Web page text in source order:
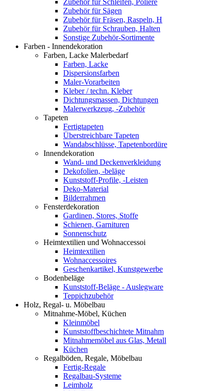
Zubehör für Schleifen, Poliere
Zubehör für Sägen
Zubehör für Fräsen, Raspeln, H
Zubehör für Schrauben, Halten
Sonstige Zubehör-Sortimente
Farben - Innendekoration
Farben, Lacke Malerbedarf
Farben, Lacke
Dispersionsfarben
Maler-Vorarbeiten
Kleber / techn. Kleber
Dichtungsmassen, Dichtungen
Malerwerkzeug, -Zubehör
Tapeten
Fertigtapeten
Überstreichbare Tapeten
Wandabschlüsse, Tapetenbordüre
Innendekoration
Wand- und Deckenverkleidung
Dekofolien, -beläge
Kunststoff-Profile, -Leisten
Deko-Material
Bilderrahmen
Fensterdekoration
Gardinen, Stores, Stoffe
Schienen, Garnituren
Sonnenschutz
Heimtextilien und Wohnaccessoi
Heimtextilien
Wohnaccessoires
Geschenkartikel, Kunstgewerbe
Bodenbeläge
Kunststoff-Beläge - Auslegware
Teppichzubehör
Holz, Regal- u. Möbelbau
Mitnahme-Möbel, Küchen
Kleinmöbel
Kunststoffbeschichtete Mitnahm
Mitnahmemöbel aus Glas, Metall
Küchen
Regalböden, Regale, Möbelbau
Fertig-Regale
Regalbau-Systeme
Leimholz